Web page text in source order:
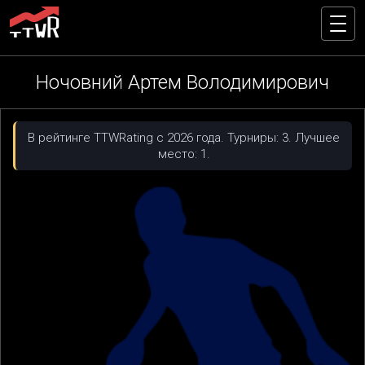
Ночовний Артем Володимирович
В рейтинге TTWRating с 2026 года. Турниры: 3. Лучшее
место: 1.